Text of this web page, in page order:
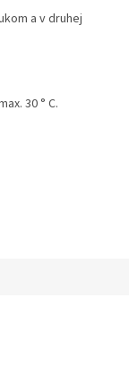
a vdruhej
. 30 ° C.